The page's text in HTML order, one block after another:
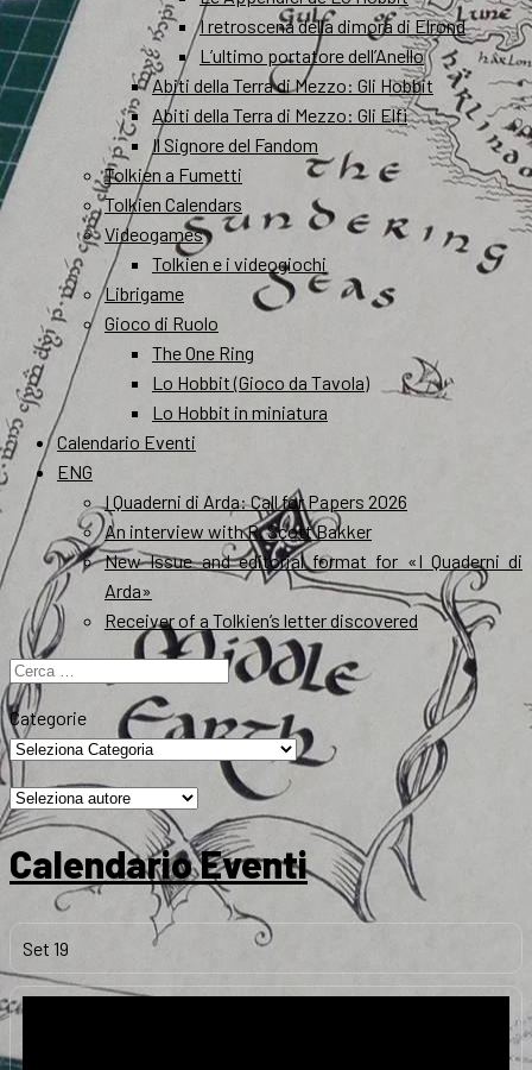
I retroscena della dimora di Elrond
L’ultimo portatore dell’Anello
Abiti della Terra di Mezzo: Gli Hobbit
Abiti della Terra di Mezzo: Gli Elfi
Il Signore del Fandom
Tolkien a Fumetti
Tolkien Calendars
Videogames
Tolkien e i videogiochi
Librigame
Gioco di Ruolo
The One Ring
Lo Hobbit (Gioco da Tavola)
Lo Hobbit in miniatura
Calendario Eventi
ENG
I Quaderni di Arda: Call for Papers 2026
An interview with R. Scott Bakker
New Issue and editorial format for «I Quaderni di
Arda»
Receiver of a Tolkien’s letter discovered
Ricerca
per:
Categorie
Calendario Eventi
Set 19